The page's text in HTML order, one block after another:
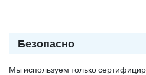
Безопасно
Мы используем только